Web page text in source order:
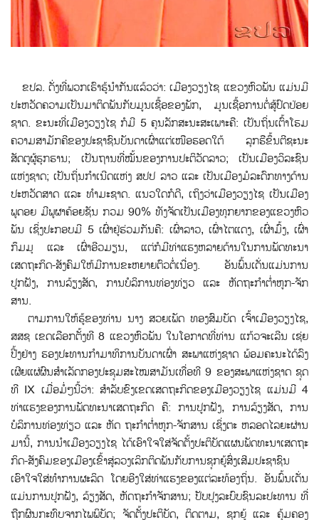
ຂປລ. ດັ່ງທີ່ພວກເຮົາຮູ້ນຳກັນແລ້ວວ່າ: ເມືອງວຽງໄຊ ແຂວງຫົວພັນ ແມ່ນມີ
ປະຫວັດຄວາມເປັນມາຕິດພັນກັບມູນເຊື້ອຂອງພັກ, ມູນເຊື້ອການຕໍ່ສູ້ປົດປ່ອຍ
ຊາດ. ຂະນະທີ່ເມືອງວຽງໄຊ ກໍມີ 5 ຄຸນລັກສະນະສະເພາະຄື: ເປັນຖິ່ນເຕົ້າໂຮມ
ຄວາມສາມັກຄີຂອງປະຊາຊົນບັນດາເຜົ່າແຕ່ເໜືອຮອດໃຕ້ ລຸກຮືຂຶ້ນຕີຊະນະ
ສັດຕູຜູ້ຮຸກຮານ; ເປັນຖານທີ່ໝັ້ນຂອງການປະຕິວັດລາວ; ເປັນເມືອງວິລະຊົນ
ແຫ່ງຊາດ; ເປັນຖິ່ນກໍາເນີດແຫ່ງ ສປປ ລາວ ແລະ ເປັນເມືອງມໍລະດົກທາງດ້ານ
ປະຫວັດສາດ ແລະ ທໍາມະຊາດ. ແນວໃດກໍດີ, ເຖິງວ່າເມືອງວຽງໄຊ ເປັນເມືອງ
ພູດອຍ ມີພູຜາຄ້ອຍຊັນ ກວມ 90% ທັງຈັດເປັນເມືອງທຸກຍາກຂອງແຂວງຫົວ
ພັນ ເຊິ່ງປະກອບມີ 5 ເຜົ່າຢູ່ຮ່ວມກັນຄື: ເຜົ່າລາວ, ເຜົ່າໄຕແດງ, ເຜົ່າມົ້ງ, ເຜົ່າ
ກຶມມຸ ແລະ ເຜົ່າອີວມຽນ, ແຕ່ກໍມີທ່າແຮງຫລາຍດ້ານໃນການພັດທະນາ
ເສດຖະກິດ-ສັງຄົມໃຫ້ມີການຂະຫຍາຍຕົວຕໍ່ເນື່ອງ. ອັນພົ້ນເດັ່ນແມ່ນການ
ປູກຝັງ, ການລ້ຽງສັດ, ການບໍລິການທ່ອງທ່ຽວ ແລະ ຫັດຖະກໍາຕໍ່າຫູກ-ຈັກ
ສານ.
ຕາມການໃຫ້ຮູ້ຂອງທ່ານ ນາງ ສວຍເພັດ ທອງສົມບັດ ເຈົ້າເມືອງວຽງໄຊ,
ສສຊ ເຂດເລືອກຕັ້ງທີ 8 ແຂວງຫົວພັນ ໃນໂອກາດທີ່ທ່ານ ແກ້ວຈະເລີນ ເຊ່ຍ
ປີ້ງຢ່າງ ຮອງປະທານກໍາມາທິການບັນດາເຜົ່າ ສະພາແຫ່ງຊາດ ພ້ອມຄະນະໄດ້ລົງ
ເຜີຍແຜ່ຜົນສຳເລັດກອງປະຊຸມສະໄໝສາມັນເທື່ອທີ 9 ຂອງສະພາແຫ່ງຊາດ ຊຸດ
ທີ IX ເມື່ອມໍ່ໆນີ້ວ່າ: ສຳລັບຂົງເຂດເສດຖະກິດຂອງເມືອງວຽງໄຊ ແມ່ນມີ 4
ທ່າແຮງຂອງການພັດທະນາເສດຖະກິດ ຄື: ການປູກຝັງ, ການລ້ຽງສັດ, ການ
ບໍລິການທ່ອງທ່ຽວ ແລະ ຫັດ ຖະກໍາຕໍ່າຫູກ-ຈັກສານ ເຊິ່ງຕະ ຫລອດໄລຍະຜ່ານ
ມານີ້, ການນຳເມືອງວຽງໄຊ ໄດ້ເອົາໃຈໃສ່ຈັດຕັ້ງປະຕິບັດແຜນພັດທະນາເສດຖະ
ກິດ-ສັງຄົມຂອງເມືອງເຂົ້າສູ່ລວງເລິກຕິດພັນກັບການຊຸກຍູ້ສົ່ງເສີມປະຊາຊົນ
ເອົາໃຈໃສ່ທໍາການຜະລິດ ໂດຍອີງໃສ່ທ່າແຮງຂອງແຕ່ລະທ້ອງຖິ່ນ. ອັນພົ້ນເດັ່ນ
ແມ່ນການປູກຝັງ, ລ້ຽງສັດ, ຫັດຖະກໍາຈັກສານ; ປັບປຸງລະບົບຊົນລະປະທານ ທີ່
ຖືກຜົນກະທົບຈາກໄພພິບັດ; ຈັດຕັ້ງປະຕິບັດ, ຕິດຕາມ, ຊຸກຍູ້ ແລະ ຄຸ້ມຄອງ